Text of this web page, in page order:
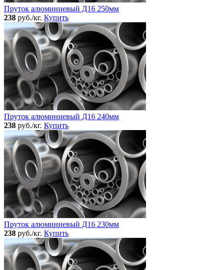
Пруток алюминиевый Д16 250мм
238 руб./кг. Купить
Пруток алюминиевый Д16 240мм
238 руб./кг. Купить
Пруток алюминиевый Д16 230мм
238 руб./кг. Купить